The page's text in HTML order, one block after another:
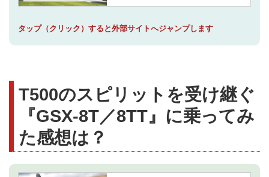
タップ（クリック）すると外部サイトへジャンプします
T500のスピリットを受け継ぐ
『GSX-8T／8TT』に乗ってみ
た感想は？